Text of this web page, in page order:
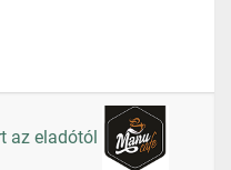
az eladótól